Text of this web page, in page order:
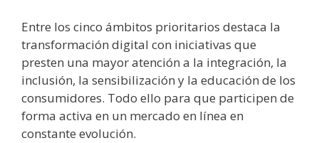
Entre los cinco ámbitos prioritarios destaca la
transformación digital con iniciativas que
presten una mayor atención a la integración, la
inclusión, la sensibilización y la educación de los
consumidores. Todo ello para que participen de
forma activa en un mercado en línea en
constante evolución.